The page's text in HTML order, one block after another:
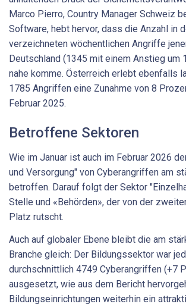
Marco Pierro, Country Manager Schweiz
Software, hebt hervor, dass die Anzahl in
verzeichneten wöchentlichen Angriffe
Deutschland (1345 mit einem Anstieg um
nahe komme. Österreich erlebt ebenfalls
1785 Angriffen eine Zunahme von 8
Februar 2025.
Betroffene Sektoren
Wie im Januar ist auch im Februar 2026
und Versorgung" von Cyberangriffen am
betroffen. Darauf folgt der Sektor
Stelle und «Behörden», der von der
Platz rutscht.
Auch auf globaler Ebene bleibt die am
Branche gleich: Der Bildungssektor war
durchschnittlich 4749 Cyberangriffen (+7
ausgesetzt, wie aus dem Bericht
Bildungseinrichtungen weiterhin ein